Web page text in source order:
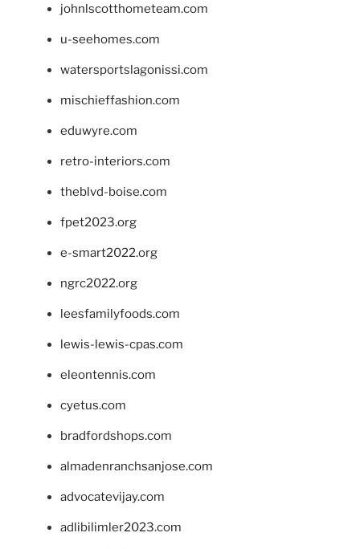
johnlscotthometeam.com
u-seehomes.com
watersportslagonissi.com
mischieffashion.com
eduwyre.com
retro-interiors.com
theblvd-boise.com
fpet2023.org
e-smart2022.org
ngrc2022.org
leesfamilyfoods.com
lewis-lewis-cpas.com
eleontennis.com
cyetus.com
bradfordshops.com
almadenranchsanjose.com
advocatevijay.com
adlibilimler2023.com